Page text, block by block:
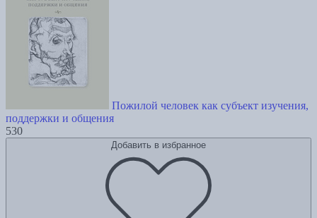
Пожилой человек как субъект изучения,
поддержки и общения
530
Добавить в избранное